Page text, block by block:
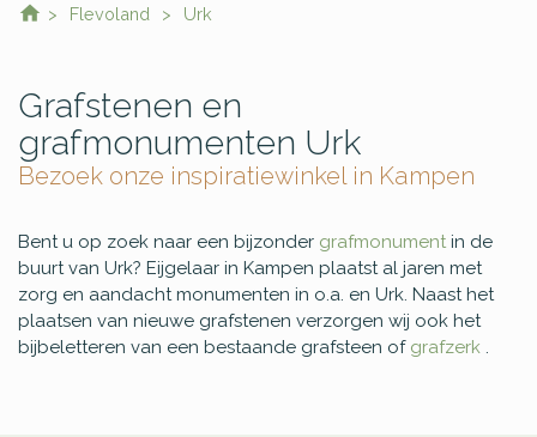
Flevoland Urk
Grafstenen en
grafmonumenten Urk
Bezoek onze inspiratiewinkel in Kampen
Bent u op zoek naar een bijzonder grafmonument in de
buurt van Urk? Eijgelaar in Kampen plaatst al jaren met
zorg en aandacht monumenten in o.a. en Urk. Naast het
plaatsen van nieuwe grafstenen verzorgen wij ook het
bijbeletteren van een bestaande grafsteen of grafzerk .